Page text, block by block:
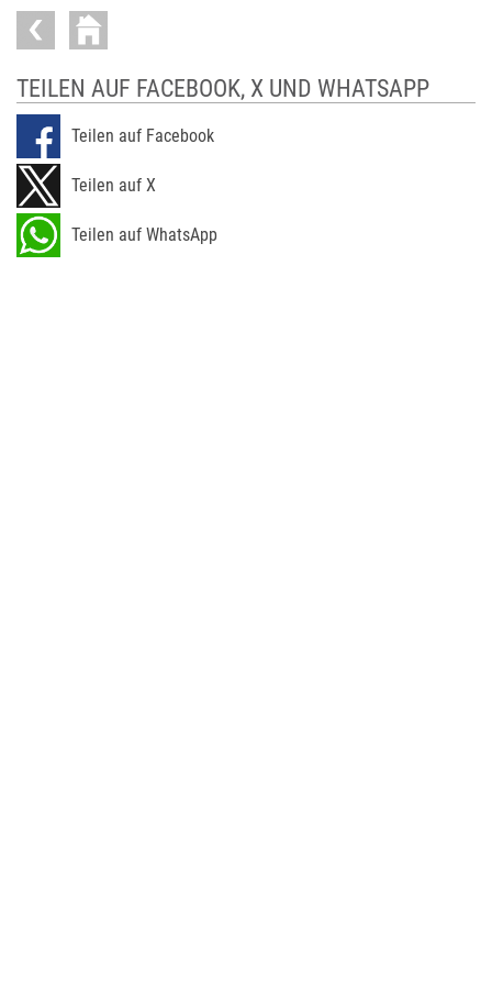
TEILEN AUF FACEBOOK, X UND WHATSAPP
Teilen auf Facebook
Teilen auf X
Teilen auf WhatsApp